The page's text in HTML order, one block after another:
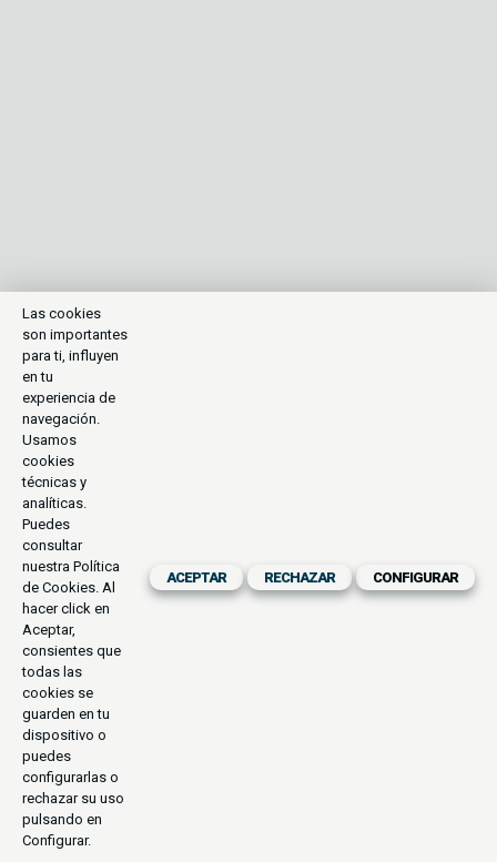
Las cookies
son importantes
para ti, influyen
en tu
experiencia de
navegación.
Usamos
cookies
técnicas y
analíticas.
Puedes
consultar
nuestra Política
de Cookies. Al
hacer click en
Aceptar,
consientes que
todas las
cookies se
guarden en tu
dispositivo o
puedes
configurarlas o
rechazar su uso
pulsando en
Configurar.
ACEPTAR RECHAZAR CONFIGURAR